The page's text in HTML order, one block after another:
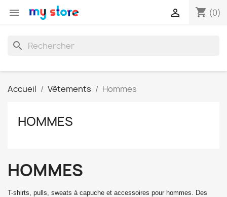
 shopping_cart (0)

search
Accueil Vêtements Hommes
HOMMES
HOMMES
T-shirts, pulls, sweats à capuche et accessoires pour hommes. Des